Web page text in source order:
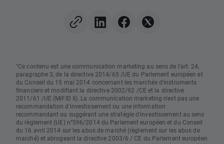
centre de l'attention
"Ce contenu est une communication marketing au sens de l'art. 24,
paragraphe 3, de la directive 2014/65 /UE du Parlement européen et
du Conseil du 15 mai 2014 concernant les marchés d'instruments
financiers et modifiant la directive 2002/92 /CE et la directive
2011/61 /UE (MiFID II). La communication marketing n'est pas une
recommandation d'investissement ou une information
recommandant ou suggérant une stratégie d'investissement au sens
du règlement (UE) n°596/2014 du Parlement européen et du Conseil
du 16 avril 2014 sur les abus de marché (règlement sur les abus de
marché) et abrogeant la directive 2003/6 / CE du Parlement européen